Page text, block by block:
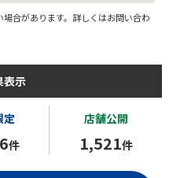
合があります。詳しくはお問い合わ
表示
定
件
店舗公開
1,521件